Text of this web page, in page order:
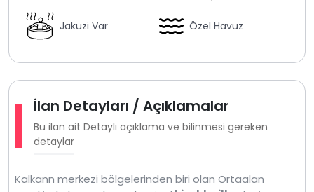
Jakuzi Var Özel Havuz
İlan Detayları / Açıklamalar
Bu ilan ait Detaylı açıklama ve bilinmesi gereken
detaylar
Kalkann merkezi bölgelerinden biri olan Ortaalan